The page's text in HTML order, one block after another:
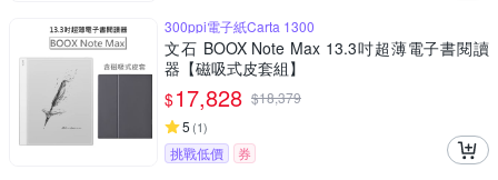
300ppi電子紙Carta 1300
文石 BOOX Note Max 13.3吋超薄電子書閱讀
器【磁吸式皮套組】
$17,828 $18,379
5 (1)
挑戰低價
券